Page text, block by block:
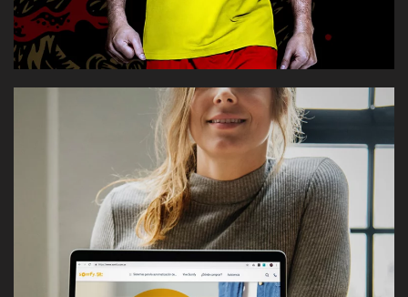
Sistema de comunicación para una compañía global de
automatización y motorización para viviendas y
edificios — con una imagen clara y consistente en